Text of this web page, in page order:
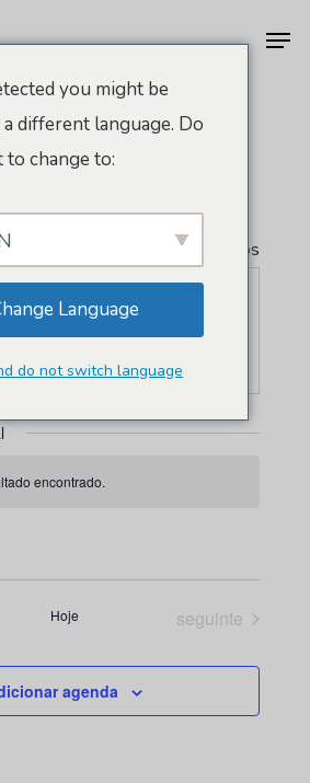
" Todos Eventos
81
encontrado.
Hoje Eventos
seguinte
agenda
you might be
different language. Do
change to:
Language
do not switch language